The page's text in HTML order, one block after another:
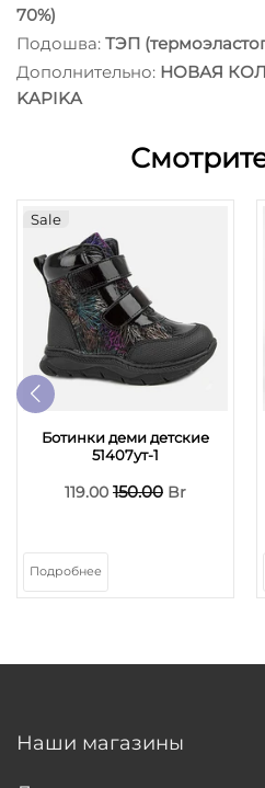
70%)
Подошва: ТЭП
Дополнительно: НОВАЯ
KAPIKA
Sale
Ботинки деми детские
51407ут-1
119.00 150.00 Br
Подробнее
Наши магазины